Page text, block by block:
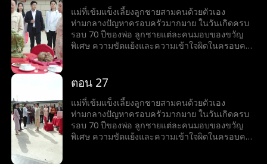
แม่ที่เข้มแข็งเลี้ยงลูกชายสามคนด้วยตัวเอง
ท่ามกลางปัญหาครอบครัวมากมาย ในวันเกิดครบ
รอบ 70 ปีของพ่อ ลูกชายแต่ละคนมอบของขวัญ
พิเศษ ความขัดแย้งและความเข้าใจผิดในครอบครัว
อารมณ์และความรักในครอบครัว
ตอน 27
แม่ที่เข้มแข็งเลี้ยงลูกชายสามคนด้วยตัวเอง
ท่ามกลางปัญหาครอบครัวมากมาย ในวันเกิดครบ
รอบ 70 ปีของพ่อ ลูกชายแต่ละคนมอบของขวัญ
พิเศษ ความขัดแย้งและความเข้าใจผิดในครอบครัว